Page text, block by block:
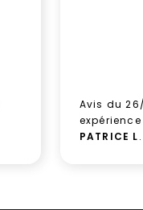
Avis du
PATRICE L.